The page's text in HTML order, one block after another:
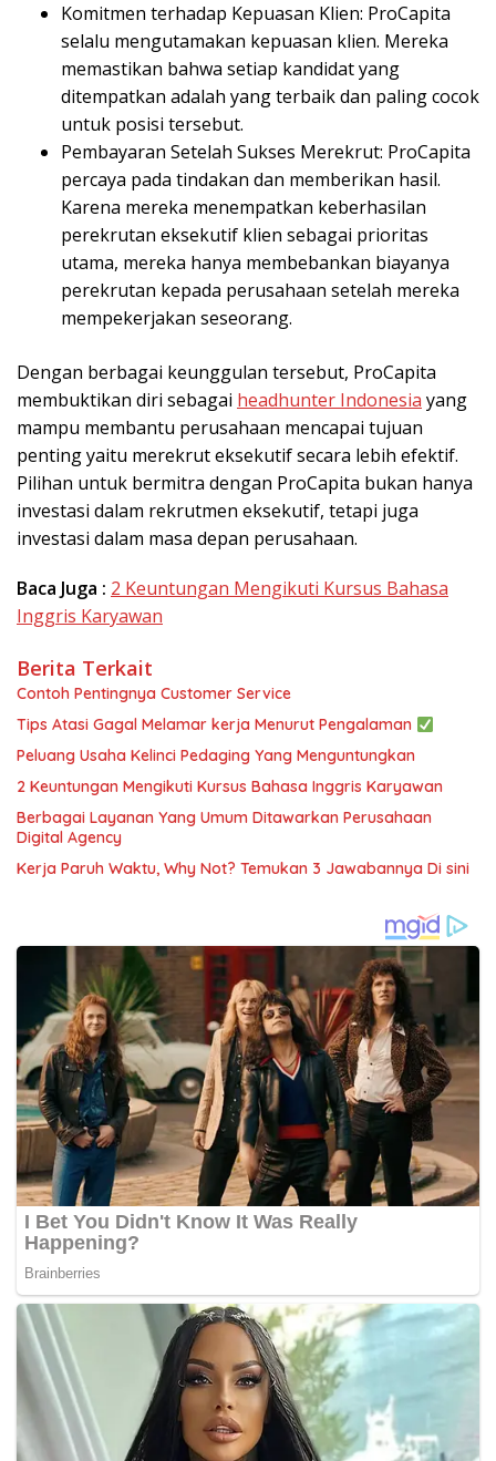
Komitmen terhadap Kepuasan Klien: ProCapita
selalu mengutamakan kepuasan klien. Mereka
memastikan bahwa setiap kandidat yang
ditempatkan adalah yang terbaik dan paling cocok
untuk posisi tersebut.
Pembayaran Setelah Sukses Merekrut: ProCapita
percaya pada tindakan dan memberikan hasil.
Karena mereka menempatkan keberhasilan
perekrutan eksekutif klien sebagai prioritas
utama, mereka hanya membebankan biayanya
perekrutan kepada perusahaan setelah mereka
mempekerjakan seseorang.
Dengan berbagai keunggulan tersebut, ProCapita
membuktikan diri sebagai headhunter Indonesia yang
mampu membantu perusahaan mencapai tujuan
penting yaitu merekrut eksekutif secara lebih efektif.
Pilihan untuk bermitra dengan ProCapita bukan hanya
investasi dalam rekrutmen eksekutif, tetapi juga
investasi dalam masa depan perusahaan.
Baca Juga : 2 Keuntungan Mengikuti Kursus Bahasa
Inggris Karyawan
Berita Terkait
Contoh Pentingnya Customer Service
Tips Atasi Gagal Melamar kerja Menurut Pengalaman
Peluang Usaha Kelinci Pedaging Yang Menguntungkan
2 Keuntungan Mengikuti Kursus Bahasa Inggris Karyawan
Berbagai Layanan Yang Umum Ditawarkan Perusahaan
Digital Agency
Kerja Paruh Waktu, Why Not? Temukan 3 Jawabannya Di sini